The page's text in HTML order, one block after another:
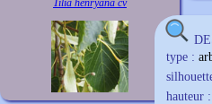
Tilia henryana cv
type :
hauteur :